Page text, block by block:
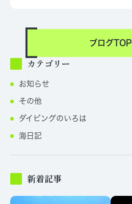
ブログ
カテゴリー
お知らせ
その他
ダイビングのいろは
海日記
新着記事